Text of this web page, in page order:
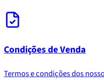
Condições de Venda
Termos e condições dos